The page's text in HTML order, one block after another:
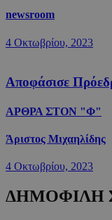
newsroom
4 Οκτωβρίου, 2023
Αποφάσισε
ΑΡΘΡΑ ΣΤΟΝ "Φ"
Άριστος Μιχαηλίδης
4 Οκτωβρίου, 2023
ΔΗΜΟΦΙΛΗ